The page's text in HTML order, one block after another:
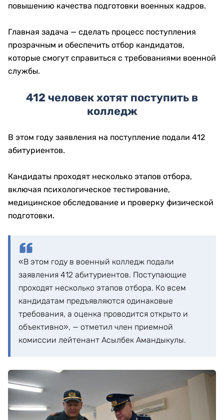
повышению качества подготовки военных кадров.
Главная задача — сделать процесс поступления
прозрачным и обеспечить отбор кандидатов,
которые смогут справиться с требованиями военной
службы.
412 человек хотят поступить в
колледж
В этом году заявления на поступление подали 412
абитуриентов.
Кандидаты проходят несколько этапов отбора,
включая психологическое тестирование,
медицинское обследование и проверку физической
подготовки.
«В этом году в военный колледж подали
заявления 412 абитуриентов. Поступающие
проходят несколько этапов отбора. Ко всем
кандидатам предъявляются одинаковые
требования, а оценка проводится открыто и
объективно», — отметил член приемной
комиссии лейтенант Асылбек Амандыкулы.